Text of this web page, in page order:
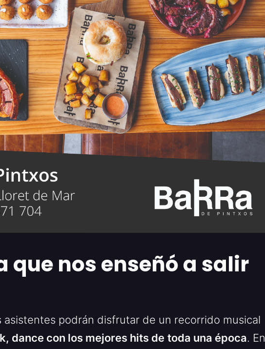
que nos enseñó a salir
asistentes podrán disfrutar de un recorrido musical
dance con los mejores hits de toda una época. En